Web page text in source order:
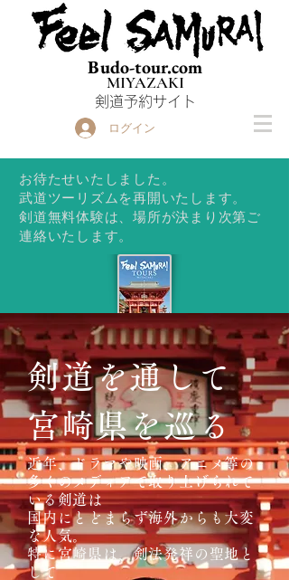
Budo-tour.com
MIYAZAKI
​剣道予約サイト
ログイン
お待たせいたしました。
武道ツーリズムを再開いたします。
​剣道無料体験は、場所が決まり次第ご
連絡いたします。
詳しい内容はこちらの冊子を
ご覧ください。
剣道を通して
宮崎県を巡る
近年、ドラマや映画、アニメ等の
多くのメディアで取り上げられて
いる剣道は
国内にとどまらず海外からも大変
な人気。
特に宮崎県は、剣法発祥の聖地と
して